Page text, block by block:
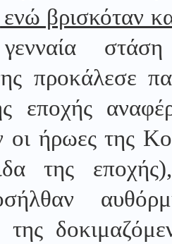
ενώ βρισκόταν
προκάλεσε
εποχής
οι ήρωες της
της